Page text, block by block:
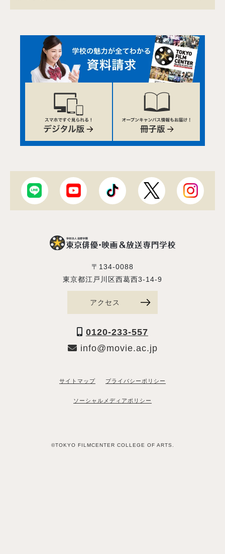
〒134-0088
東京都江戸川区西葛西3-14-9
アクセス
0120-233-557
info@movie.ac.jp
サイトマップ プライバシーポリシー
ソーシャルメディアポリシー
©TOKYO FILMCENTER COLLEGE OF ARTS.